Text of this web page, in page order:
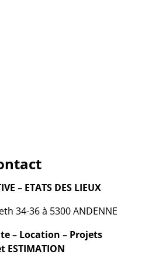
– ETATS DES LIEUX
34-36 à 5300 ANDENNE
– Location – Projets
ESTIMATION